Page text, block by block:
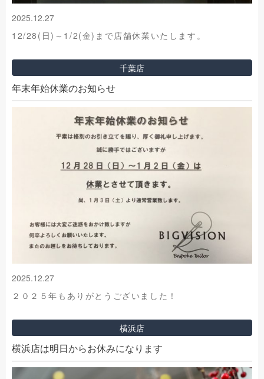
2025.12.27
12/28(日)～1/2(金)まで店舗休業いたします。
千葉店
年末年始休業のお知らせ
2025.12.27
２０２５年もありがとうございました！
横浜店
横浜店は明日からお休みになります